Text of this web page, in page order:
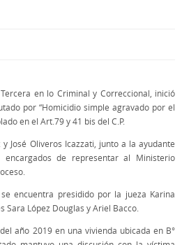
en lo Criminal y Correccional, inició
por “Homicidio simple agravado por el
en el Art.79 y 41 bis del C.P.
José Oliveros Icazzati, junto a la ayudante
de representar al Ministerio
encuentra presidido por la jueza Karina
Sara López Douglas y Ariel Bacco.
año 2019 en una vivienda ubicada en B°